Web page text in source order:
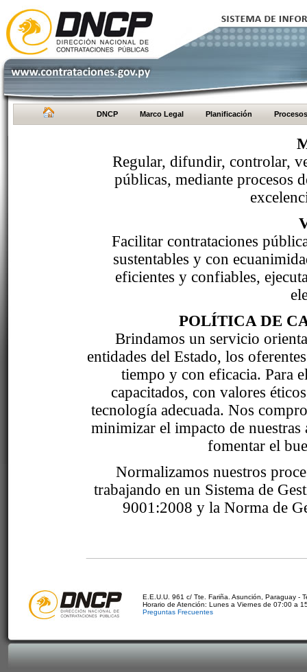
DNCP Marco Legal Planificación Procesos
Regular, difundir, controlar,
públicas, mediante procesos
Facilitar contrataciones
sustentables y con
eficientes y confiables,
POLÍTICA DE
Brindamos un servicio
entidades del Estado, los
tiempo y con eficacia. Para
capacitados, con valores
tecnología adecuada. Nos
minimizar el impacto de
fomentar el
Normalizamos nuestros
trabajando en un Sistema de
9001:2008 y la Norma de
E.E.U.U. 961 c/ Tte. Fariña. Asunción, Paraguay -
Horario de Atención: Lunes a Viernes de 07:00 a
Preguntas Frecuentes